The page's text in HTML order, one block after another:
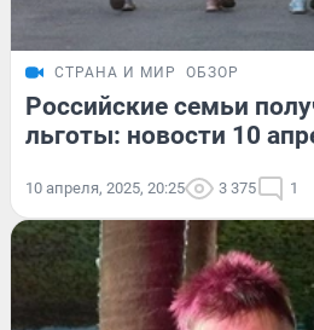
СТРАНА И МИР ОБЗОР
Российские семьи
льготы: новости 10
10 апреля, 2025, 20:25 3 375 1